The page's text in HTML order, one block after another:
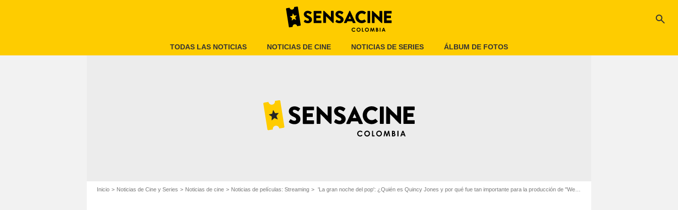
search
TODAS LAS NOTICIAS NOTICIAS DE CINE NOTICIAS DE SERIES ÁLBUM DE FOTOS
Inicio Noticias de Cine y Series Noticias de cine Noticias de películas: Streaming 'La gran noche del pop': ¿Quién es Quincy Jones y por qué fue tan importante para la producción de "We Are The World"?